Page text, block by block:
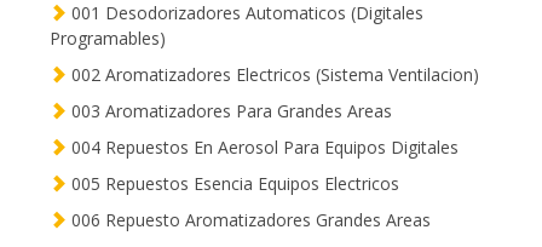
001 Desodorizadores Automaticos (Digitales
Programables)
002 Aromatizadores Electricos (Sistema Ventilacion)
003 Aromatizadores Para Grandes Areas
004 Repuestos En Aerosol Para Equipos Digitales
005 Repuestos Esencia Equipos Electricos
006 Repuesto Aromatizadores Grandes Areas